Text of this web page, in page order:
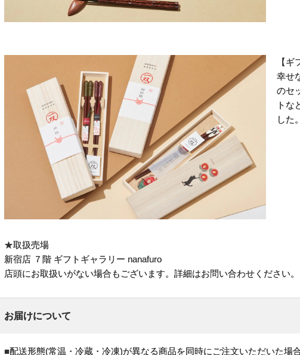
【ギ
幸せ
のセ
トな
した
★取扱売場
新宿店 ７階 ギフトギャラリー nanafuro
店頭にお取扱いがない場合もございます。詳細はお問い合わせください。
お届けについて
■配送形態(常温・冷蔵・冷凍)が異なる商品を同時にご注文いただいた場